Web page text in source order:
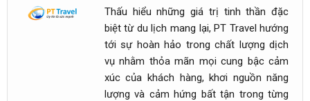
Thấu hiểu những giá trị tinh thần đặc
biệt từ du lịch mang lại, PT Travel hướng
tới sự hoàn hảo trong chất lượng dịch
vụ nhằm thỏa mãn mọi cung bậc cảm
xúc của khách hàng, khơi nguồn năng
lượng và cảm hứng bất tận trong từng